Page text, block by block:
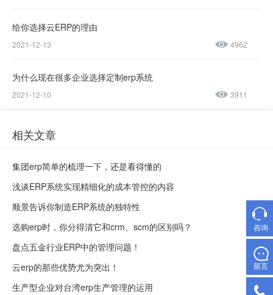
给你选择云ERP的理由
2021-12-13 4962
为什么现在很多企业选择定制erp系统
2021-12-10 3911
相关文章
集团erp简单的梳理一下，还是看得懂的
浅谈ERP系统实现精细化的成本管控的内容
顺景告诉你制造ERP系统的独特性
选购erp时，你分得清它和crm、scm的区别吗？
盘点五金行业ERP中的管理问题！
云erp的那些优势尤为突出！
生产型企业对台湾erp生产管理的运用
咨询
留言